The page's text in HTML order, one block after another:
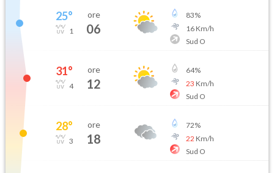
25°
1
ore
06
83%
16Km/h
Sud O
31°
4
ore
12
64%
23 Km/h
Sud O
28°
3
ore
18
72%
22 Km/h
Sud O